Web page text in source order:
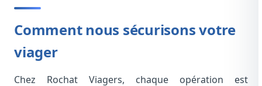
Comment nous sécurisons votre
viager
Chez Rochat Viagers, chaque opération est